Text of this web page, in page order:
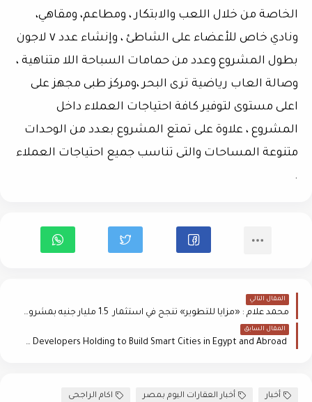
الخاصة من خلال اللعب والابتكار ، ومطاعم، ومقاهي،
ونادي خاص للأعضاء على الشاطئ ، وإنشاء عدد ٧ لاجون
بطول المشروع وعدد من حمامات السباحة اللا متناهية ،
وصالة العاب رياضية ترى البحر ،ومركز طبى مجهز على
اعلى مستوى لتوفير كافة احتياجات العملاء داخل
المشروع ، علاوة على تمتع المشروع بعدد من الوحدات
متنوعة المساحات والتى تناسب جميع احتياجات العملاء
.
المقال التالي
محمد علام : «مزايا للتطوير» تنجح في استثمار 1.5 مليار جنيه بمشروعي The Rook و Gemini Towers
المقال السابق
Schneider Electric Signs MoU with Arab Developers Holding to Build Smart Cities in Egypt and Abroad
أخبار أخبار العقارات اليوم بمصر اكام الراجحى